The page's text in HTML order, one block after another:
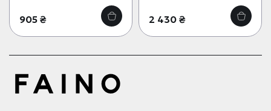
905 ₴ 2 430 ₴